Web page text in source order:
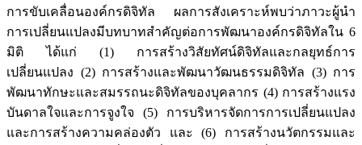
การขับเคลื่อนองค์กรดิจิทัล ผลการสังเคราะห์พบว่าภาวะผู้นำ
การเปลี่ยนแปลงมีบทบาทสำคัญต่อการพัฒนาองค์กรดิจิทัลใน 6
มิติ ได้แก่ (1) การสร้างวิสัยทัศน์ดิจิทัลและกลยุทธ์การ
เปลี่ยนแปลง (2) การสร้างและพัฒนาวัฒนธรรมดิจิทัล (3) การ
พัฒนาทักษะและสมรรถนะดิจิทัลของบุคลากร (4) การสร้างแรง
บันดาลใจและการจูงใจ (5) การบริหารจัดการการเปลี่ยนแปลง
และการสร้างความคล่องตัว และ (6) การสร้างนวัตกรรมและ